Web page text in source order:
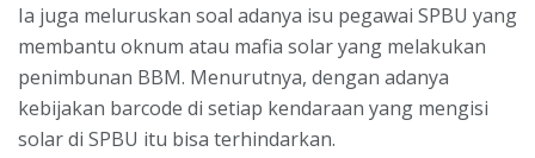
Ia juga meluruskan soal adanya isu pegawai SPBU yang
membantu oknum atau mafia solar yang melakukan
penimbunan BBM. Menurutnya, dengan adanya
kebijakan barcode di setiap kendaraan yang mengisi
solar di SPBU itu bisa terhindarkan.